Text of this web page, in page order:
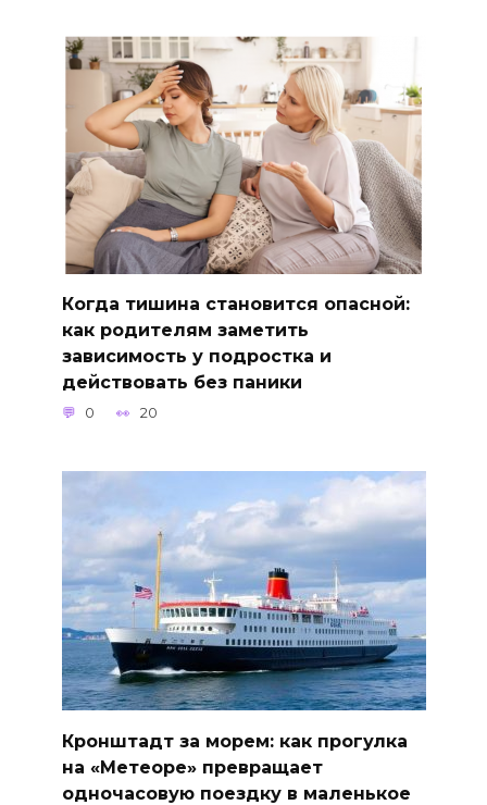
Когда тишина становится опасной:
как родителям заметить
зависимость у подростка и
действовать без паники
0 20
Кронштадт за морем: как прогулка
на «Метеоре» превращает
одночасовую поездку в маленькое